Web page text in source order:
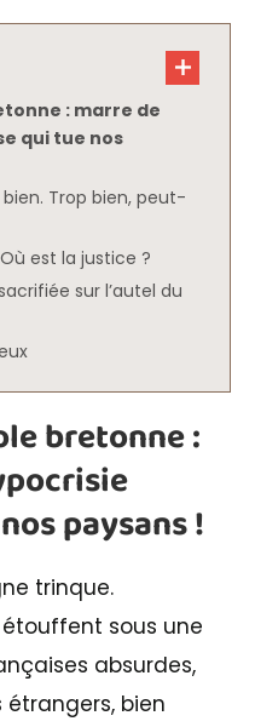
: marre de
qui tue nos
Trop bien, peut-
est la justice ?
sur l’autel du
bretonne :
paysans !
trinque.
sous une
absurdes,
bien